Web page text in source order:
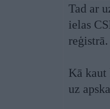
Tad ar
ielas
reģistrā.
Kā kaut
uz